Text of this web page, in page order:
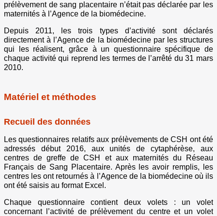
prélèvement de sang placentaire n’était pas déclarée par les
maternités à l’Agence de la biomédecine.
Depuis 2011, les trois types d’activité sont déclarés
directement à l’Agence de la biomédecine par les structures
qui les réalisent, grâce à un questionnaire spécifique de
chaque activité qui reprend les termes de l’arrêté du 31 mars
2010.
Matériel et méthodes
Recueil des données
Les questionnaires relatifs aux prélèvements de CSH ont été
adressés début 2016, aux unités de cytaphérèse, aux
centres de greffe de CSH et aux maternités du Réseau
Français de Sang Placentaire. Après les avoir remplis, les
centres les ont retournés à l’Agence de la biomédecine où ils
ont été saisis au format Excel.
Chaque questionnaire contient deux volets : un volet
concernant l’activité de prélèvement du centre et un volet